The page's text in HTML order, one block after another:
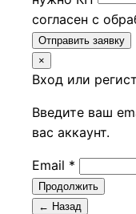
согласен с
Отправить заявку
×
Вход или
Введите ваш
вас аккаунт.
Email *
Продолжить
← Назад